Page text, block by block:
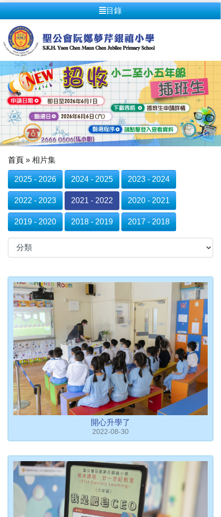
目錄
首頁 » 相片集
2025 - 2026 2024 - 2025 2023 - 2024
2022 - 2023 2021 - 2022 2020 - 2021
2019 - 2020 2018 - 2019 2017 - 2018
開心升學了
2022-08-30